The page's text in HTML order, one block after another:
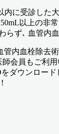
内に受診した
以上の非
らず､ 血管内
管内血栓除去
会員もご利
ダウンロード